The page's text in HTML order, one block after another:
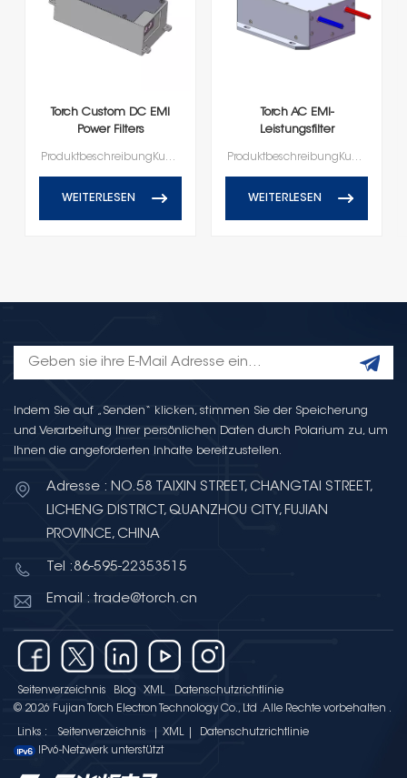
Torch Custom DC EMI
Power Filters
ProduktbeschreibungKundenspezifische EMV-Leistungsfilter und zugehörige Komponenten
WEITERLESEN
Torch AC EMI-
Leistungsfilter
DC1500/AC1500
ProduktbeschreibungKundenspezifische EMV-Leistungsfilter und zugehörige Komponenten
WEITERLESEN
Indem Sie auf „Senden“ klicken, stimmen Sie der Speicherung
und Verarbeitung Ihrer persönlichen Daten durch Polarium zu, um
Ihnen die angeforderten Inhalte bereitzustellen.
Adresse : NO.58 TAIXIN STREET, CHANGTAI STREET,
LICHENG DISTRICT, QUANZHOU CITY, FUJIAN
PROVINCE, CHINA
Tel :86-595-22353515
Email : trade@torch.cn
Seitenverzeichnis Blog XML
Datenschutzrichtlinie
© 2026 Fujian Torch Electron Technology Co., Ltd .Alle Rechte vorbehalten .
Links : Seitenverzeichnis XML
Datenschutzrichtlinie
IPv6-Netzwerk unterstützt